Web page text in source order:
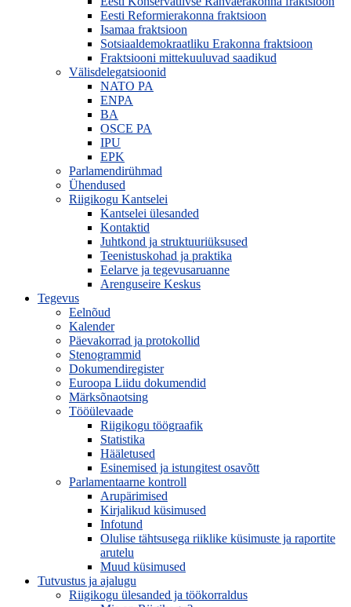
Eesti Reformierakonna fraktsioon
Isamaa fraktsioon
Sotsiaaldemokraatliku Erakonna fraktsioon
Fraktsiooni mittekuuluvad saadikud
Välisdelegatsioonid
NATO PA
ENPA
BA
OSCE PA
IPU
EPK
Parlamendirühmad
Ühendused
Riigikogu Kantselei
Kantselei ülesanded
Kontaktid
Juhtkond ja struktuuriüksused
Teenistuskohad ja praktika
Eelarve ja tegevusaruanne
Arenguseire Keskus
Tegevus
Eelnõud
Kalender
Päevakorrad ja protokollid
Stenogrammid
Dokumendiregister
Euroopa Liidu dokumendid
Märksõnaotsing
Tööülevaade
Riigikogu töögraafik
Statistika
Hääletused
Esinemised ja istungitest osavõtt
Parlamentaarne kontroll
Arupärimised
Kirjalikud küsimused
Infotund
Olulise tähtsusega riiklike küsimuste ja raportite
arutelu
Muud küsimused
Tutvustus ja ajalugu
Riigikogu ülesanded ja töökorraldus